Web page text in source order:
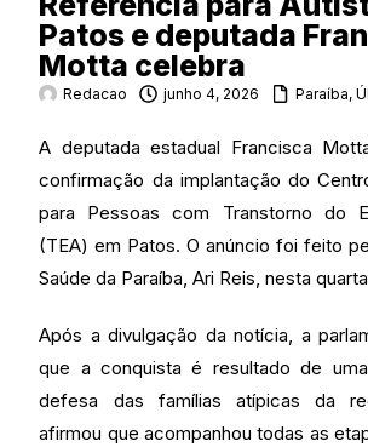
Patos e deputada
Motta celebra
Redacao junho 4, 2026 Paraíba,
A deputada estadual Francisca
confirmação da implantação do
para Pessoas com Transtorno do
(TEA) em Patos. O anúncio foi feito
Saúde da Paraíba, Ari Reis, nesta
Após a divulgação da notícia, a
que a conquista é resultado de
defesa das famílias atípicas da
afirmou que acompanhou todas as